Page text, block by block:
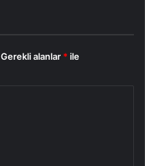
Gerekli alanlar * ile